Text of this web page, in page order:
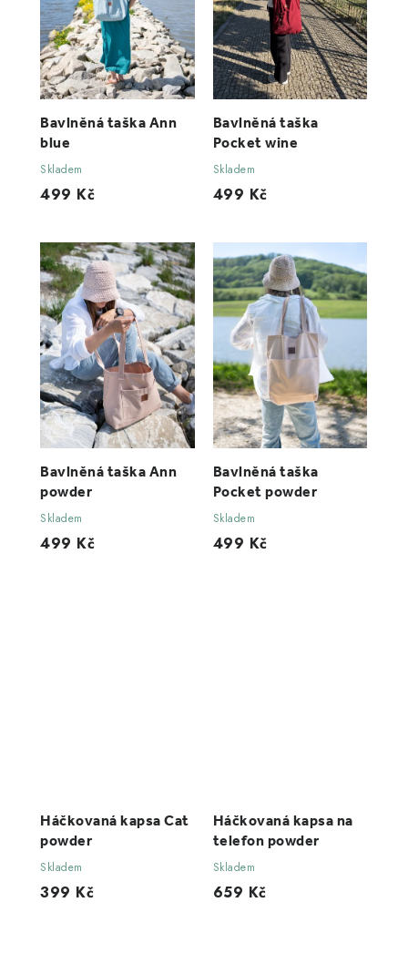
Bavlněná taška Ann
blue
Skladem
499 Kč
Bavlněná taška
Pocket wine
Skladem
499 Kč
Bavlněná taška Ann
powder
Skladem
499 Kč
Bavlněná taška
Pocket powder
Skladem
499 Kč
Háčkovaná kapsa Cat
powder
Skladem
399 Kč
Háčkovaná kapsa na
telefon powder
Skladem
659 Kč